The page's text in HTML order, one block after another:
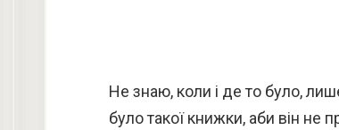
Не знаю, коли і де то було,
було такої книжки, аби він не